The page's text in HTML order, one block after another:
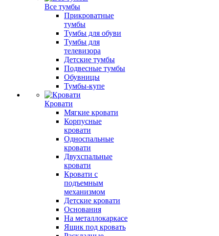
Все тумбы
Прикроватные
тумбы
Тумбы для обуви
Тумбы для
телевизора
Детские тумбы
Подвесные тумбы
Обувницы
Тумбы-купе
Кровати
Мягкие кровати
Корпусные
кровати
Односпальные
кровати
Двухспальные
кровати
Кровати с
подъемным
механизмом
Детские кровати
Основания
На металлокаркасе
Ящик под кровать